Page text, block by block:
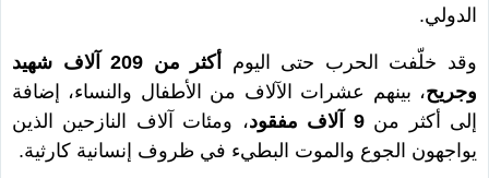
الدولي.
وقد خلّفت الحرب حتى اليوم
أكثر من 209 آلاف شهيد
وجريح، بينهم عشرات الآلاف من الأطفال والنساء، إضافة
إلى أكثر من9 آلاف مفقود
، ومئات آلاف النازحين الذين
يواجهون الجوع والموت البطيء في ظروف إنسانية كارثية.